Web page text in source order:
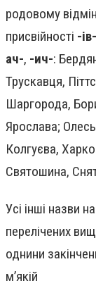
родовому
присвійності -ів-
ач-, -ич-:
Трускавця,
Шаргорода,
Ярослава;
Колгуєва,
Святошина,
Усі інші назви
перелічених
однини
м’якій